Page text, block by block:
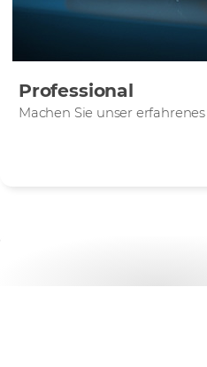
Professional
Machen Sie unser